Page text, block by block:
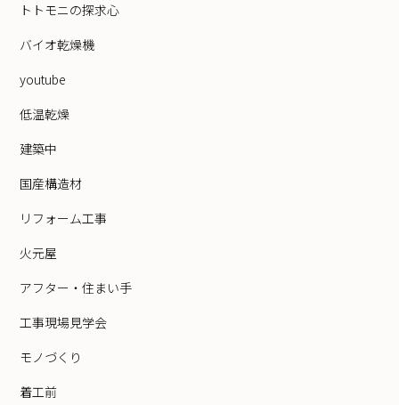
トトモニの探求心
バイオ乾燥機
youtube
低温乾燥
建築中
国産構造材
リフォーム工事
火元屋
アフター・住まい手
工事現場見学会
モノづくり
着工前